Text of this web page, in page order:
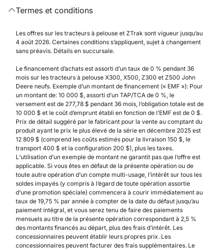
Termes et conditions
Les offres sur les tracteurs à pelouse et ZTrak sont vigueur jusqu’au
4 août 2026. Certaines conditions s’appliquent, sujet à changement
sans préavis. Détails en succursale.
Le financement d’achats est assorti d’un taux de 0 % pendant 36
mois sur les tracteurs à pelouse X300, X500, Z300 et Z500 John
Deere neufs. Exemple d’un montant de financement (« EMF »): Pour
un montant de: 10 000 $, assorti d’un TAP/TCA de 0 %, le
versement est de 277,78 $ pendant 36 mois, l’obligation totale est de
10 000 $ et le coût d’emprunt établi en fonction de l’EMF est de 0 $.
Prix de détail suggéré par le fabricant pour la vente au comptant du
produit ayant le prix le plus élevé de la série en décembre 2025 est
12 809 $ (comprend les coûts estimés pour la livraison 150 $, le
transport 400 $ et la configuration 200 $), plus les taxes.
L’utilisation d’un exemple de montant ne garantit pas que l’offre est
applicable. Si vous êtes en défaut de la présente opération ou de
toute autre opération d’un compte multi-usage, l’intérêt sur tous les
soldes impayés (y compris à l’égard de toute opération assortie
d’une promotion spéciale) commencera à courir immédiatement au
taux de 19,75 % par année à compter de la date du défaut jusqu’au
paiement intégral, et vous serez tenu de faire des paiements
mensuels au titre de la présente opération correspondant à 2,5 %
des montants financés au départ, plus des frais d’intérêt. Les
concessionnaires peuvent établir leurs propres prix. Les
concessionnaires peuvent facturer des frais supplémentaires. Le